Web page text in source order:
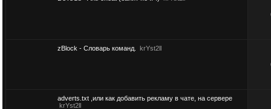
zBlock - Словарь команд. krYst2ll
adverts.txt ,или как добавить рекламу в чате, на сервере
krYst2ll